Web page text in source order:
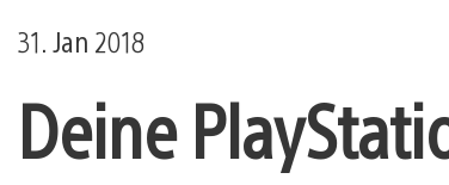
31. Jan 2018
Deine